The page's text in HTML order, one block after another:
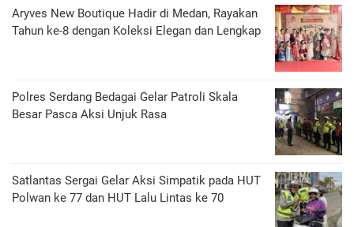
Aryves New Boutique Hadir di Medan, Rayakan
Tahun ke-8 dengan Koleksi Elegan dan Lengkap
Polres Serdang Bedagai Gelar Patroli Skala
Besar Pasca Aksi Unjuk Rasa
Satlantas Sergai Gelar Aksi Simpatik pada HUT
Polwan ke 77 dan HUT Lalu Lintas ke 70